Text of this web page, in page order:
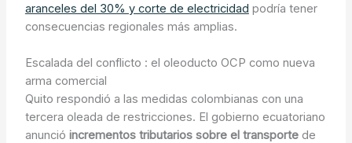
aranceles del 30% y corte de electricidad podría tener
consecuencias regionales más amplias.
Escalada del conflicto : el oleoducto OCP como nueva
arma comercial
Quito respondió a las medidas colombianas con una
tercera oleada de restricciones. El gobierno ecuatoriano
anunció incrementos tributarios sobre el transportede